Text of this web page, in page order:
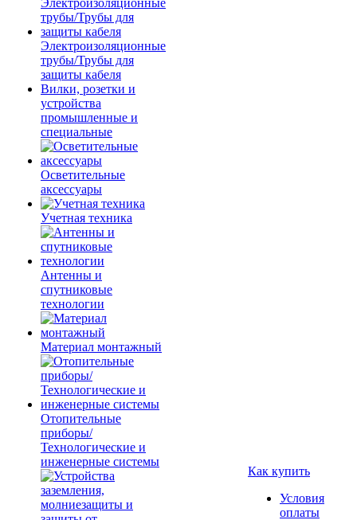
Электроизоляционные
трубы/Трубы для
защиты кабеля
Вилки, розетки и
устройства
промышленные и
специальные
Осветительные
аксессуары
Учетная техника
Антенны и
спутниковые
технологии
Материал монтажный
Отопительные
приборы/
Технологические и
инженерные системы
Как купить
Условия
оплаты